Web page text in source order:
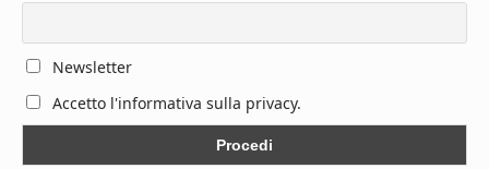
Newsletter
Accetto l'informativa sulla privacy.